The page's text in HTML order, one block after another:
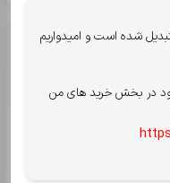
شده است و امیدواریم
در بخش خرید های من